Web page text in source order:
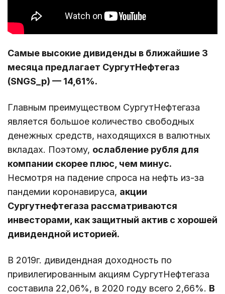
Самые высокие дивиденды в ближайшие 3
месяца предлагает СургутНефтегаз
(SNGS_p) — 14,61%.
Главным преимуществом СургутНефтегаза
является большое количество свободных
денежных средств, находящихся в валютных
вкладах. Поэтому, ослабление рубля для
компании скорее плюс, чем минус.
Несмотря на падение спроса на нефть из-за
пандемии коронавируса, акции
Сургутнефтегаза рассматриваются
инвесторами, как защитный актив с хорошей
дивидендной историей.
В 2019г. дивидендная доходность по
привилегированным акциям СургутНефтегаза
составила 22,06%, в 2020 году всего 2,66%. В